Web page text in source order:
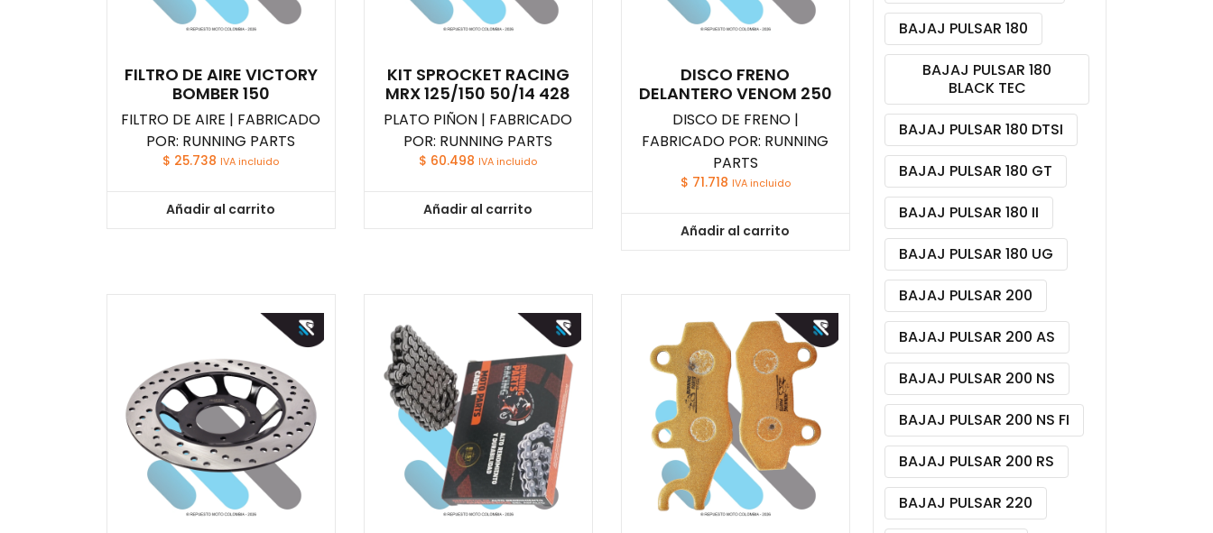
FILTRO DE AIRE VICTORY
BOMBER 150
FILTRO DE AIRE | FABRICADO
POR: RUNNING PARTS
$ 25.738 IVA incluido
Añadir al carrito
KIT SPROCKET RACING
MRX 125/150 50/14 428
PLATO PIÑON | FABRICADO
POR: RUNNING PARTS
$ 60.498 IVA incluido
Añadir al carrito
DISCO FRENO
DELANTERO VENOM 250
DISCO DE FRENO |
FABRICADO POR: RUNNING
PARTS
$ 71.718 IVA incluido
Añadir al carrito
BAJAJ PULSAR 180
BAJAJ PULSAR 180
BLACK TEC
BAJAJ PULSAR 180 DTSI
BAJAJ PULSAR 180 GT
BAJAJ PULSAR 180 II
BAJAJ PULSAR 180 UG
BAJAJ PULSAR 200
BAJAJ PULSAR 200 AS
BAJAJ PULSAR 200 NS
BAJAJ PULSAR 200 NS FI
BAJAJ PULSAR 200 RS
BAJAJ PULSAR 220